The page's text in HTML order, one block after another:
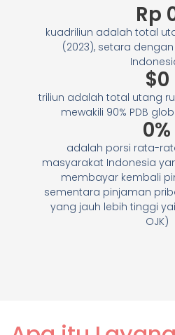
Rp
kuadriliun adalah total
(2023), setara dengan
$0
triliun adalah total utang
mewakili 90% PDB
0%
adalah porsi rata-
masyarakat Indonesia
membayar kembali
sementara pinjaman
yang jauh lebih tinggi
OJK)